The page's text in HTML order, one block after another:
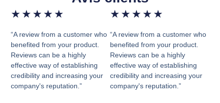
★ ★ ★ ★ ★
“A review from a customer who
benefited from your product.
Reviews can be a highly
effective way of establishing
credibility and increasing your
company's reputation.”
★ ★ ★ ★ ★
“A review from a customer who
benefited from your product.
Reviews can be a highly
effective way of establishing
credibility and increasing your
company's reputation.”